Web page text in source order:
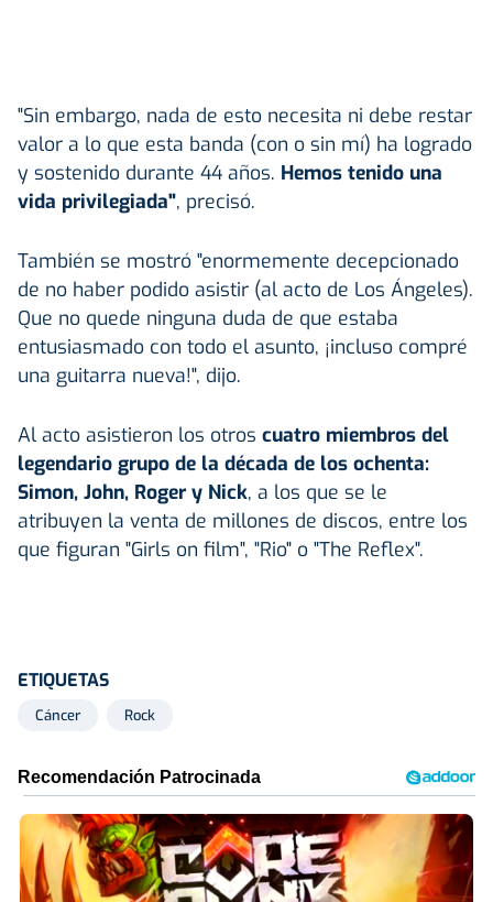
"Sin embargo, nada de esto necesita ni debe restar
valor a lo que esta banda (con o sin mí) ha logrado
y sostenido durante 44 años. Hemos tenido una
vida privilegiada", precisó.
También se mostró "enormemente decepcionado
de no haber podido asistir (al acto de Los Ángeles).
Que no quede ninguna duda de que estaba
entusiasmado con todo el asunto, ¡incluso compré
una guitarra nueva!", dijo.
Al acto asistieron los otros cuatro miembros del
legendario grupo de la década de los ochenta:
Simon, John, Roger y Nick, a los que se le
atribuyen la venta de millones de discos, entre los
que figuran "Girls on film", "Rio" o "The Reflex".
ETIQUETAS
Cáncer Rock